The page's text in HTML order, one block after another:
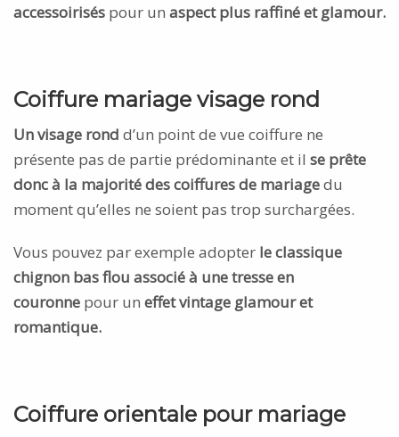
accessoirisés pour un aspect plus raffiné et glamour.
Coiffure mariage visage rond
Un visage rond d’un point de vue coiffure ne
présente pas de partie prédominante et il se prête
donc à la majorité des coiffures de mariagedu
moment qu’elles ne soient pas trop surchargées.
Vous pouvez par exemple adopter le classique
chignon bas flou associé à une tresse en
couronne pour un effet vintage glamour et
romantique.
Coiffure orientale pour mariage